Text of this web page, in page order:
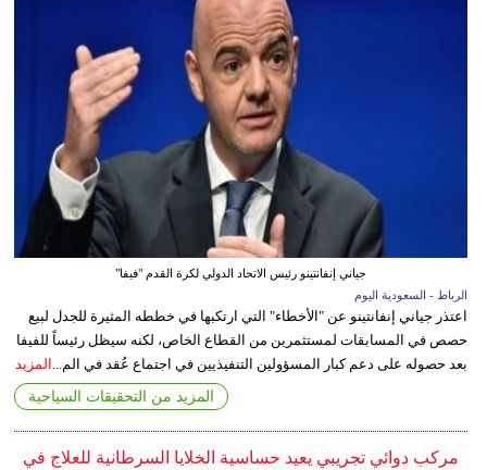
جياني إنفانتينو رئيس الاتحاد الدولي لكرة القدم "فيفا"
الرباط - السعودية اليوم
اعتذر جياني إنفانتينو عن "الأخطاء" التي ارتكبها في خططه المثيرة للجدل لبيع
حصص في المسابقات لمستثمرين من القطاع الخاص، لكنه سيظل رئيساً للفيفا
بعد حصوله على دعم كبار المسؤولين التنفيذيين في اجتماع عُقد في الم...
المزيد
المزيد من التحقيقات السياحية
مركب دوائي تجريبي يعيد حساسية الخلايا السرطانية للعلاج في